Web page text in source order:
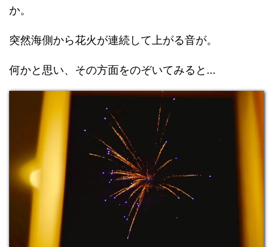
か。
突然海側から花火が連続して上がる音が。
何かと思い、その方面をのぞいてみると…